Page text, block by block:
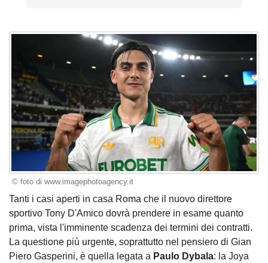
© foto di www.imagephotoagency.it
Tanti i casi aperti in casa Roma che il nuovo direttore
sportivo Tony D'Amico dovrà prendere in esame quanto
prima, vista l'imminente scadenza dei termini dei contratti.
La questione più urgente, soprattutto nel pensiero di Gian
Piero Gasperini, è quella legata a Paulo Dybala: la Joya